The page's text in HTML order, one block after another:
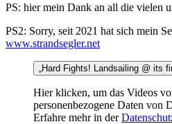
PS: hier mein Dank an all die vielen
PS2: Sorry, seit 2021 hat sich mein
www.strandsegler.net
„Hard Fights! Landsailing @ its
Hier klicken, um das Videos
personenbezogene Daten von
Erfahre mehr in der